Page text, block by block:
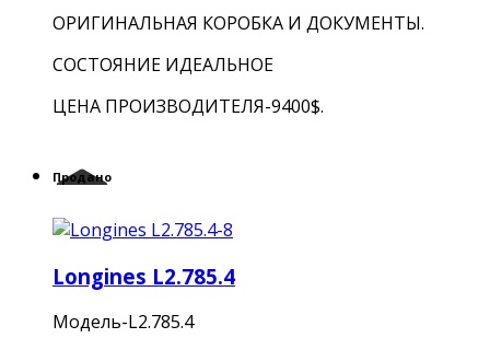
ОРИГИНАЛЬНАЯ КОРОБКА И ДОКУМЕНТЫ.
СОСТОЯНИЕ ИДЕАЛЬНОЕ
ЦЕНА ПРОИЗВОДИТЕЛЯ-9400$.
Продано
Longines L2.785.4
Модель-L2.785.4